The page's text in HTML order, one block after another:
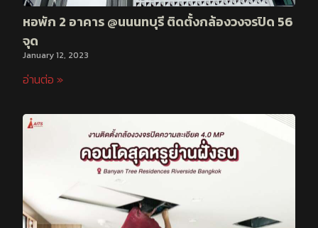
หอพัก 2 อาคาร @นนนทบุรี ติดตั้งกล้องวงจรปิด 56
จุด
January 12, 2023
อ่านต่อ »